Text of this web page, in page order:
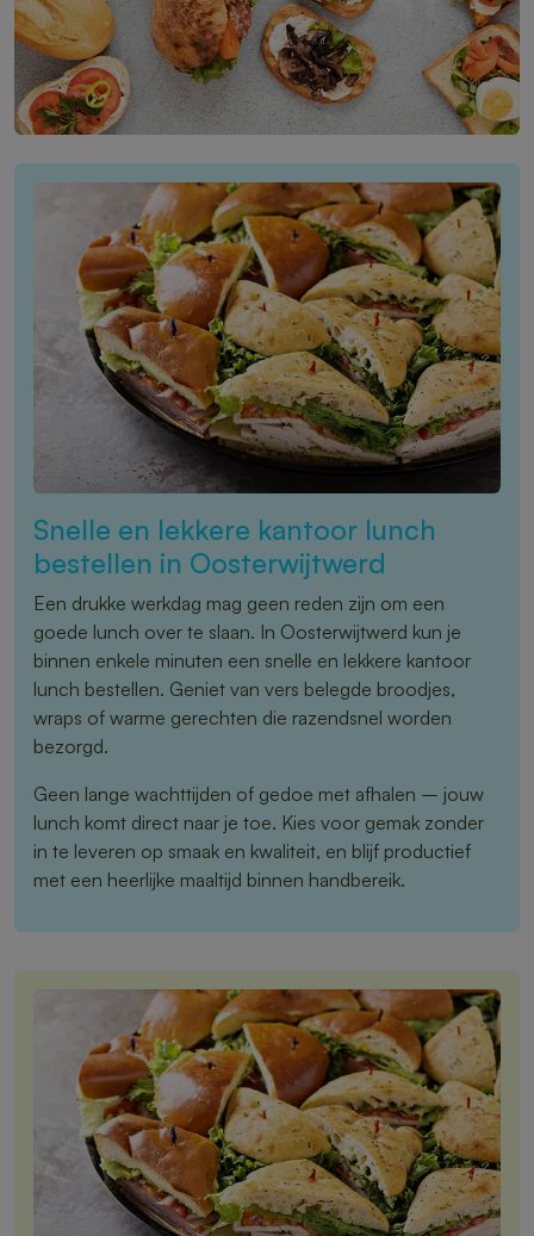
Snelle en lekkere kantoor lunch
bestellen in Oosterwijtwerd
Een drukke werkdag mag geen reden zijn om een
goede lunch over te slaan. In Oosterwijtwerd kun je
binnen enkele minuten een snelle en lekkere kantoor
lunch bestellen. Geniet van vers belegde broodjes,
wraps of warme gerechten die razendsnel worden
bezorgd.
Geen lange wachttijden of gedoe met afhalen – jouw
lunch komt direct naar je toe. Kies voor gemak zonder
in te leveren op smaak en kwaliteit, en blijf productief
met een heerlijke maaltijd binnen handbereik.